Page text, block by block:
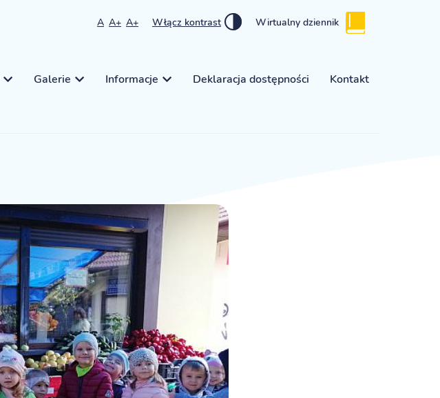
A A+ A+ Włącz kontrast Wirtualny dziennik
Galerie Informacje Deklaracja dostępności Kontakt